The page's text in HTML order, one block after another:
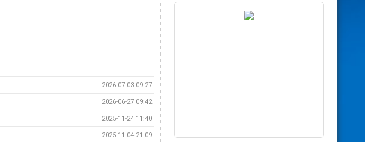
2026-07-03 09:27
2026-06-27 09:42
2025-11-24 11:40
2025-11-04 21:09